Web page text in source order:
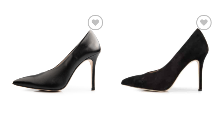
Add to
Wishlist
Add to
Wishlist